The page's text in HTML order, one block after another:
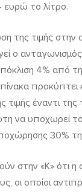
ευρώ το λίτρο.
της τιμής στην
ο
4% από
προκύπτει
τιμής έναντι της
να υποχωρεί το
30%
στην «Κ» ότι η
οι οποίοι